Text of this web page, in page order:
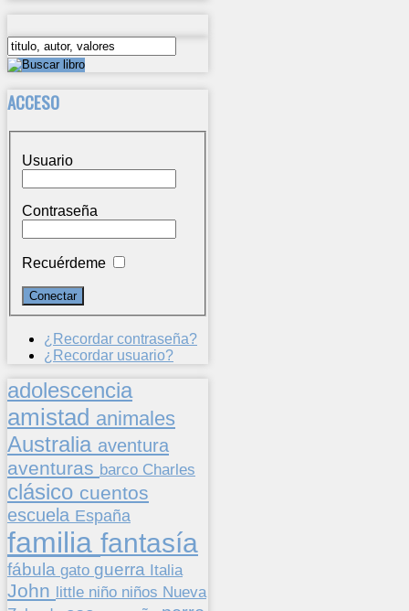
ACCESO
Usuario
Contraseña
Recuérdeme
¿Recordar contraseña?
¿Recordar usuario?
adolescencia
amistad animales
Australia aventura
aventuras barco Charles
clásico cuentos
escuela España
familia fantasía
fábula gato guerra Italia
John little niño niños Nueva